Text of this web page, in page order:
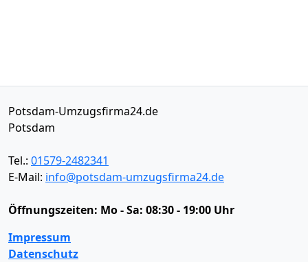
Potsdam-Umzugsfirma24.de
Potsdam
Tel.: 01579-2482341
E-Mail: info@potsdam-umzugsfirma24.de
Öffnungszeiten: Mo - Sa: 08:30 - 19:00 Uhr
Impressum
Datenschutz